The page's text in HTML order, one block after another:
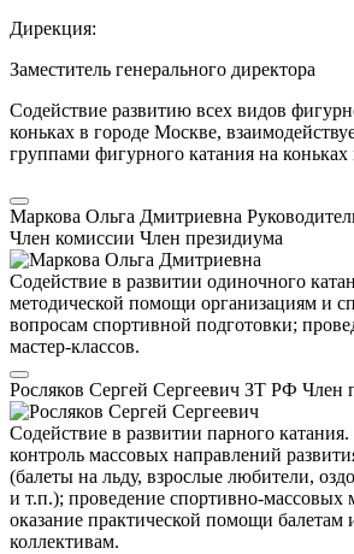
Дирекция:
Заместитель генерального директора
Содействие развитию всех видов
коньках в городе Москве,
группами фигурного катания на
Маркова Ольга Дмитриевна
Член комиссии Член президиума
Содействие в развитии одиночного
методической помощи организациям и
вопросам спортивной подготовки;
мастер-классов.
Росляков Сергей Сергеевич ЗТ РФ Член
Содействие в развитии парного
контроль массовых направлений
(балеты на льду, взрослые любители,
и т.п.); проведение спортивно-массовых
оказание практической помощи балетам
коллективам.